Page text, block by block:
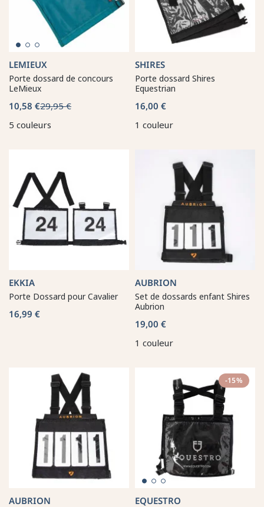
LEMIEUX
Porte dossard de concours
LeMieux
10,58 €29,95 €
5 couleurs
SHIRES
Porte dossard Shires
Equestrian
16,00 €
1 couleur
EKKIA
Porte Dossard pour Cavalier
16,99 €
AUBRION
Set de dossards enfant Shires
Aubrion
19,00 €
1 couleur
AUBRION
-15%
EQUESTRO